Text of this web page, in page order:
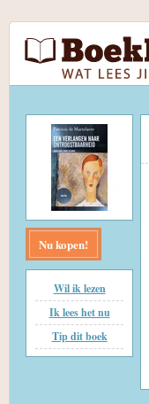
Nu kopen!
Wil ik lezen
Ik lees het nu
Tip dit boek